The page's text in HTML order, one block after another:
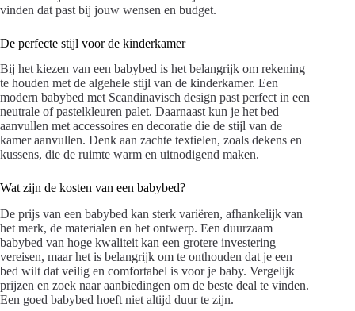
vinden dat past bij jouw wensen en budget.
De perfecte stijl voor de kinderkamer
Bij het kiezen van een babybed is het belangrijk om rekening
te houden met de algehele stijl van de kinderkamer. Een
modern babybed met Scandinavisch design past perfect in een
neutrale of pastelkleuren palet. Daarnaast kun je het bed
aanvullen met accessoires en decoratie die de stijl van de
kamer aanvullen. Denk aan zachte textielen, zoals dekens en
kussens, die de ruimte warm en uitnodigend maken.
Wat zijn de kosten van een babybed?
De prijs van een babybed kan sterk variëren, afhankelijk van
het merk, de materialen en het ontwerp. Een duurzaam
babybed van hoge kwaliteit kan een grotere investering
vereisen, maar het is belangrijk om te onthouden dat je een
bed wilt dat veilig en comfortabel is voor je baby. Vergelijk
prijzen en zoek naar aanbiedingen om de beste deal te vinden.
Een goed babybed hoeft niet altijd duur te zijn.